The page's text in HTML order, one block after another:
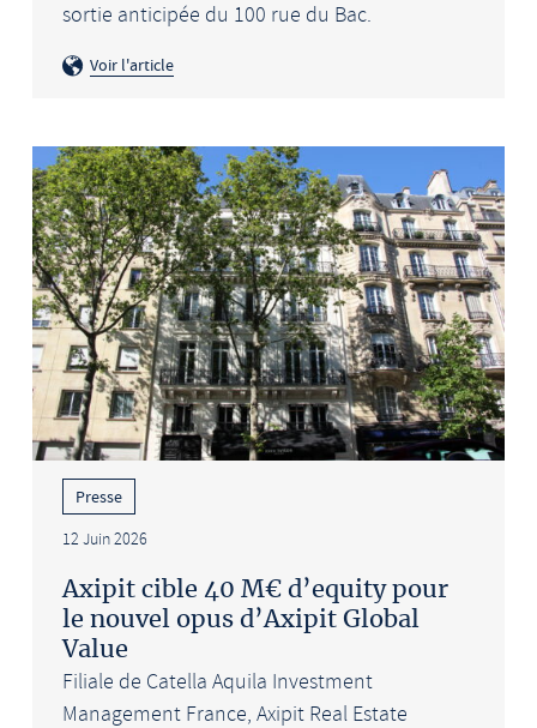
sortie anticipée du 100 rue du Bac.
Voir l'article
Presse
12 Juin 2026
Axipit cible 40 M€ d’equity pour
le nouvel opus d’Axipit Global
Value
Filiale de Catella Aquila Investment
Management France, Axipit Real Estate